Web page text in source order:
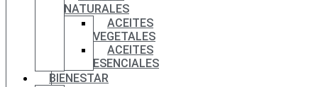
NATURALES
ACEITES
VEGETALES
ACEITES
ESENCIALES
BIENESTAR